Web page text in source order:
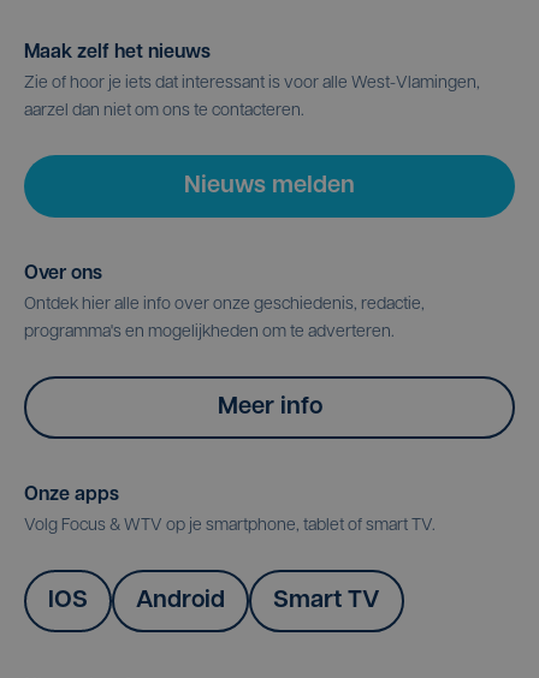
Maak zelf het nieuws
Zie of hoor je iets dat interessant is voor alle West-Vlamingen,
aarzel dan niet om ons te contacteren.
Nieuws melden
Over ons
Ontdek hier alle info over onze geschiedenis, redactie,
programma's en mogelijkheden om te adverteren.
Meer info
Onze apps
Volg Focus & WTV op je smartphone, tablet of smart TV.
IOS Android Smart TV